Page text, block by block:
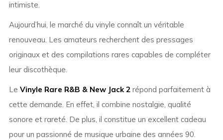
intimiste.
Aujourd’hui, le marché du vinyle connaît un véritable
renouveau. Les amateurs recherchent des pressages
originaux et des compilations rares capables de compléter
leur discothèque.
Le Vinyle Rare R&B & New Jack 2répond parfaitement à
cette demande. En effet, il combine nostalgie, qualité
sonore et rareté. De plus, il constitue un excellent cadeau
pour un passionné de musique urbaine des années 90.